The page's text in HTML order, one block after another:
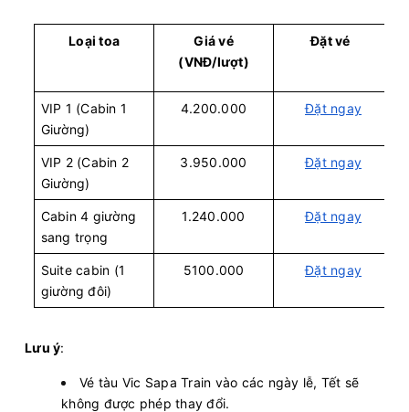
Loại toa
Giá vé
(VNĐ/lượt)
Đặt vé
VIP 1 (Cabin 1
Giường)
4.200.000 Đặt ngay
VIP 2 (Cabin 2
Giường)
3.950.000 Đặt ngay
Cabin 4 giường
sang trọng
1.240.000 Đặt ngay
Suite cabin (1
giường đôi)
5100.000 Đặt ngay
Lưu ý:
Vé tàu Vic Sapa Train vào các ngày lễ, Tết sẽ
không được phép thay đổi.